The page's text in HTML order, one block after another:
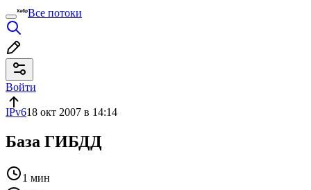
Все потоки
Войти
IPv618 окт 2007 в 14:14
База ГИБДД
1 мин